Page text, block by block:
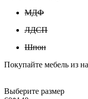
МДФ
ЛДСП
Шпон
Покупайте мебель из
Выберите размер